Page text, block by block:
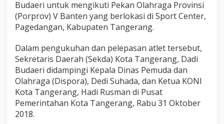
Budaeri untuk mengikuti Pekan Olahraga Provinsi
(Porprov) V Banten yang berlokasi di Sport Center,
Pagedangan, Kabupaten Tangerang.
Dalam pengukuhan dan pelepasan atlet tersebut,
Sekretaris Daerah (Sekda) Kota Tangerang, Dadi
Budaeri didampingi Kepala Dinas Pemuda dan
Olahraga (Dispora), Dedi Suhada, dan Ketua KONI
Kota Tangerang, Hadi Rusman di Pusat
Pemerintahan Kota Tangerang, Rabu 31 Oktober
2018.